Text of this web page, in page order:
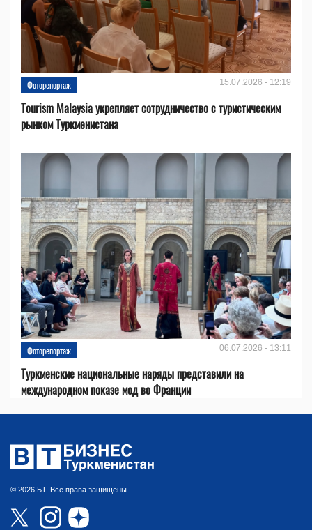
Фоторепортаж 15.07.2026 - 12:19
Tourism Malaysia укрепляет сотрудничество с туристическим
рынком Туркменистана
Фоторепортаж 06.07.2026 - 13:11
Туркменские национальные наряды представили на
международном показе мод во Франции
© 2026 БТ. Все права защищены.